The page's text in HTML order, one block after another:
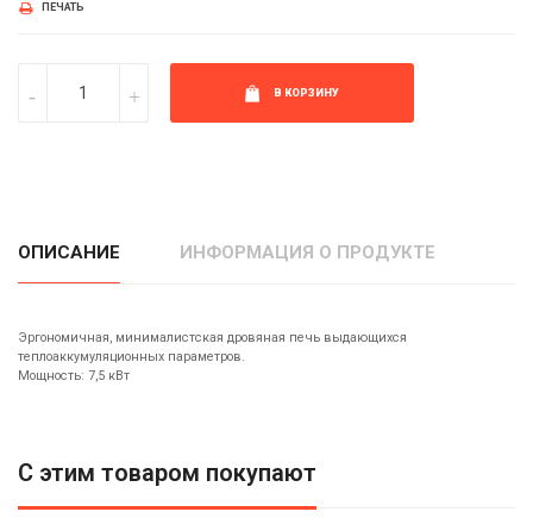
ПЕЧАТЬ
В КОРЗИНУ
ОПИСАНИЕ ИНФОРМАЦИЯ О ПРОДУКТЕ
Эргономичная, минималистская дровяная печь выдающихся
теплоаккумуляционных параметров.
Мощность: 7,5 кВт
С этим товаром покупают